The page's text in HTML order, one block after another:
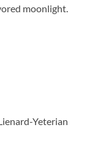
moonlight.
Yeterian